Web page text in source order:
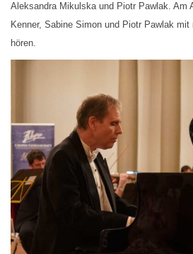
Aleksandra Mikulska und Piotr Pawlak. Am
Kenner, Sabine Simon und Piotr Pawlak
hören.